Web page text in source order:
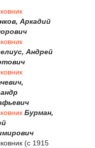
Аркадий
Андрей
Бурман,
(с 1915